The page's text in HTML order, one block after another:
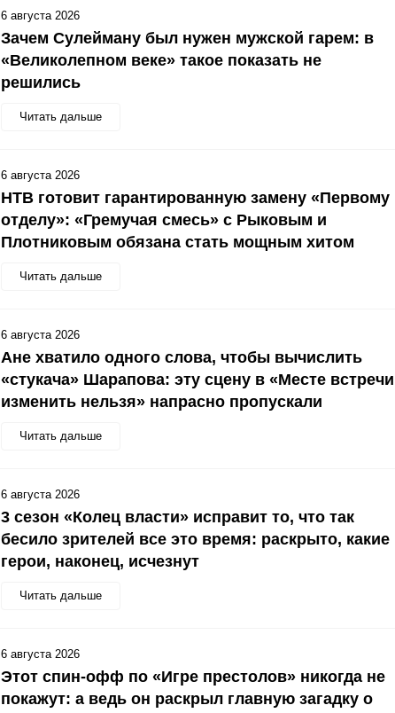
Зачем Сулейману был нужен мужской гарем: в
«Великолепном веке» такое показать не
решились
Читать дальше
6 августа 2026
НТВ готовит гарантированную замену «Первому
отделу»: «Гремучая смесь» с Рыковым и
Плотниковым обязана стать мощным хитом
Читать дальше
6 августа 2026
Ане хватило одного слова, чтобы вычислить
«стукача» Шарапова: эту сцену в «Месте встречи
изменить нельзя» напрасно пропускали
Читать дальше
6 августа 2026
3 сезон «Колец власти» исправит то, что так
бесило зрителей все это время: раскрыто, какие
герои, наконец, исчезнут
Читать дальше
6 августа 2026
Этот спин-офф по «Игре престолов» никогда не
покажут: а ведь он раскрыл главную загадку о
6 августа 2026